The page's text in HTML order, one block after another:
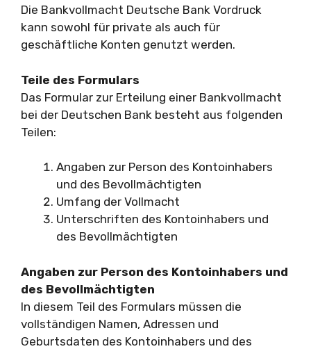
Die Bankvollmacht Deutsche Bank Vordruck
kann sowohl für private als auch für
geschäftliche Konten genutzt werden.
Teile des Formulars
Das Formular zur Erteilung einer Bankvollmacht
bei der Deutschen Bank besteht aus folgenden
Teilen:
Angaben zur Person des Kontoinhabers
und des Bevollmächtigten
Umfang der Vollmacht
Unterschriften des Kontoinhabers und
des Bevollmächtigten
Angaben zur Person des Kontoinhabers und
des Bevollmächtigten
In diesem Teil des Formulars müssen die
vollständigen Namen, Adressen und
Geburtsdaten des Kontoinhabers und des